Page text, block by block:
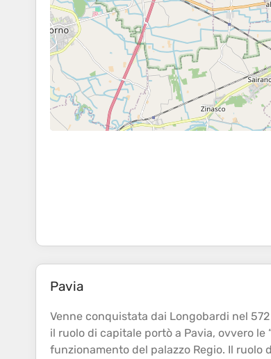
Pavia
Venne conquistata dai Longobardi nel
il ruolo di capitale portò a Pavia, ovvero
funzionamento del palazzo Regio. Il